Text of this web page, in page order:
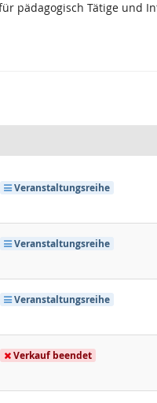
pädagogisch Tätige und
Veranstaltungsreihe
Veranstaltungsreihe
Veranstaltungsreihe
Verkauf beendet